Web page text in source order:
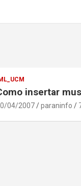
insertar
04/2007 paraninfo